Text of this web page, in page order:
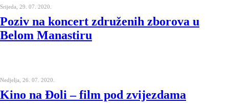
Srijeda, 29. 07. 2020.
Poziv na koncert združenih zborova u
Belom Manastiru
Nedjelja, 26. 07. 2020.
Kino na Đoli – film pod zvijezdama